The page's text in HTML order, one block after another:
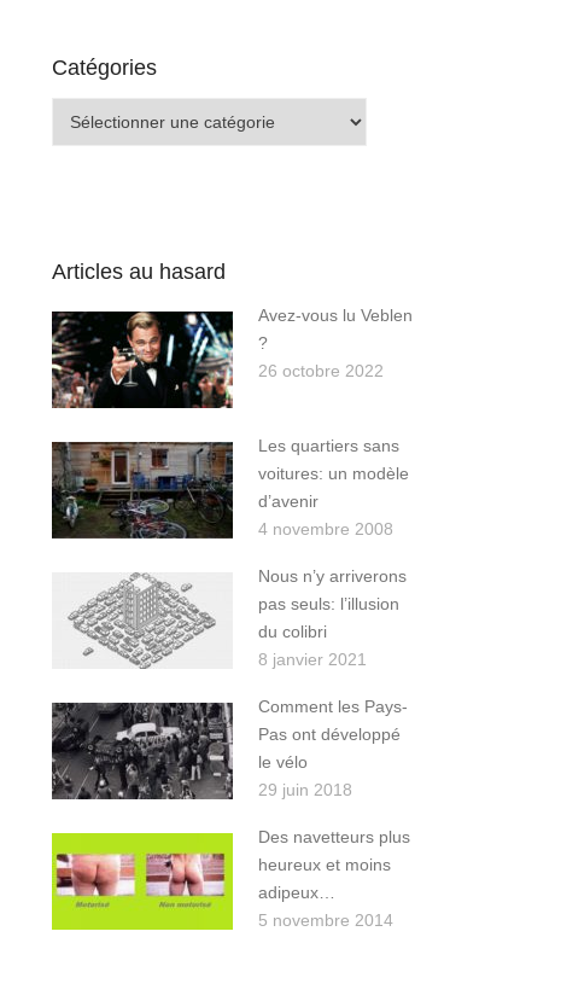
Catégories
Articles au hasard
Avez-vous lu Veblen
?
26 octobre 2022
Les quartiers sans
voitures: un modèle
d’avenir
4 novembre 2008
Nous n’y arriverons
pas seuls: l’illusion
du colibri
8 janvier 2021
Comment les Pays-
Pas ont développé
le vélo
29 juin 2018
Des navetteurs plus
heureux et moins
adipeux…
5 novembre 2014